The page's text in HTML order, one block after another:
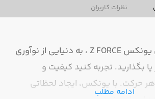
نظرات کاربران
با راکت بدمینتون یونکس Z FORCE ، به دنیایی از نوآوری
بگذارید. تجربه کنید کیفیت و
هر حرکت. با یونکس، ایجاد لحظاتی
ادامه مطلب